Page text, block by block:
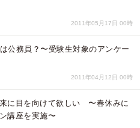
2011年05月17日 00時
公務員？〜受験生対象のアンケー
2011年04月12日 00時
に目を向けて欲しい 〜春休みに
講座を実施〜